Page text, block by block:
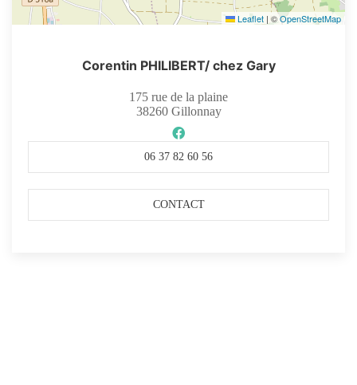
Leaflet | ©OpenStreetMap
Corentin PHILIBERT/ chez Gary
175 rue de la plaine
38260Gillonnay
06 37 82 60 56
CONTACT